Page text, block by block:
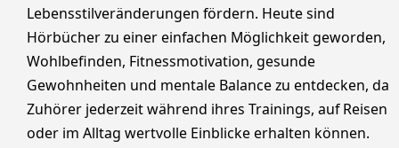
Lebensstilveränderungen fördern. Heute sind
Hörbücher zu einer einfachen Möglichkeit geworden,
Wohlbefinden, Fitnessmotivation, gesunde
Gewohnheiten und mentale Balance zu entdecken, da
Zuhörer jederzeit während ihres Trainings, auf Reisen
oder im Alltag wertvolle Einblicke erhalten können.